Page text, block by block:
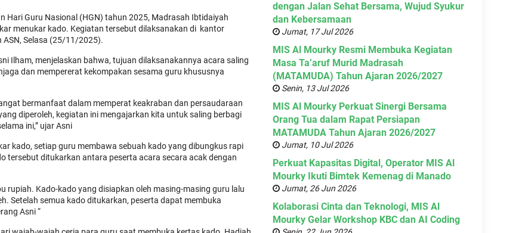
Hari Guru Nasional (HGN) tahun 2025, Madrasah Ibtidaiyah
menukar kado. Kegiatan tersebut dilaksanakan di kantor
Selasa (25/11/2025).
Ilham, menjelaskan bahwa, tujuan dilaksanakannya acara saling
dan mempererat kekompakan sesama guru khususnya
bermanfaat dalam memperat keakraban dan persaudaraan
diperoleh, kegiatan ini mengajarkan kita untuk saling berbagi
ini,” ujar Asni
kado, setiap guru membawa sebuah kado yang dibungkus rapi
tersebut ditukarkan antara peserta acara secara acak dengan
rupiah. Kado-kado yang disiapkan oleh masing-masing guru lalu
Setelah semua kado ditukarkan, peserta dapat membuka
Asni “
dengan Jalan Sehat Bersama, Wujud Syukur
dan Kebersamaan
Jumat, 17 Jul 2026
MIS Al Mourky Resmi Membuka Kegiatan
Masa Ta’aruf Murid Madrasah
(MATAMUDA) Tahun Ajaran 2026/2027
Senin, 13 Jul 2026
MIS Al Mourky Perkuat Sinergi Bersama
Orang Tua dalam Rapat Persiapan
MATAMUDA Tahun Ajaran 2026/2027
Jumat, 10 Jul 2026
Perkuat Kapasitas Digital, Operator MIS Al
Mourky Ikuti Bimtek Kemenag di Manado
Jumat, 26 Jun 2026
Kolaborasi Cinta dan Teknologi, MIS Al
Mourky Gelar Workshop KBC dan AI Coding